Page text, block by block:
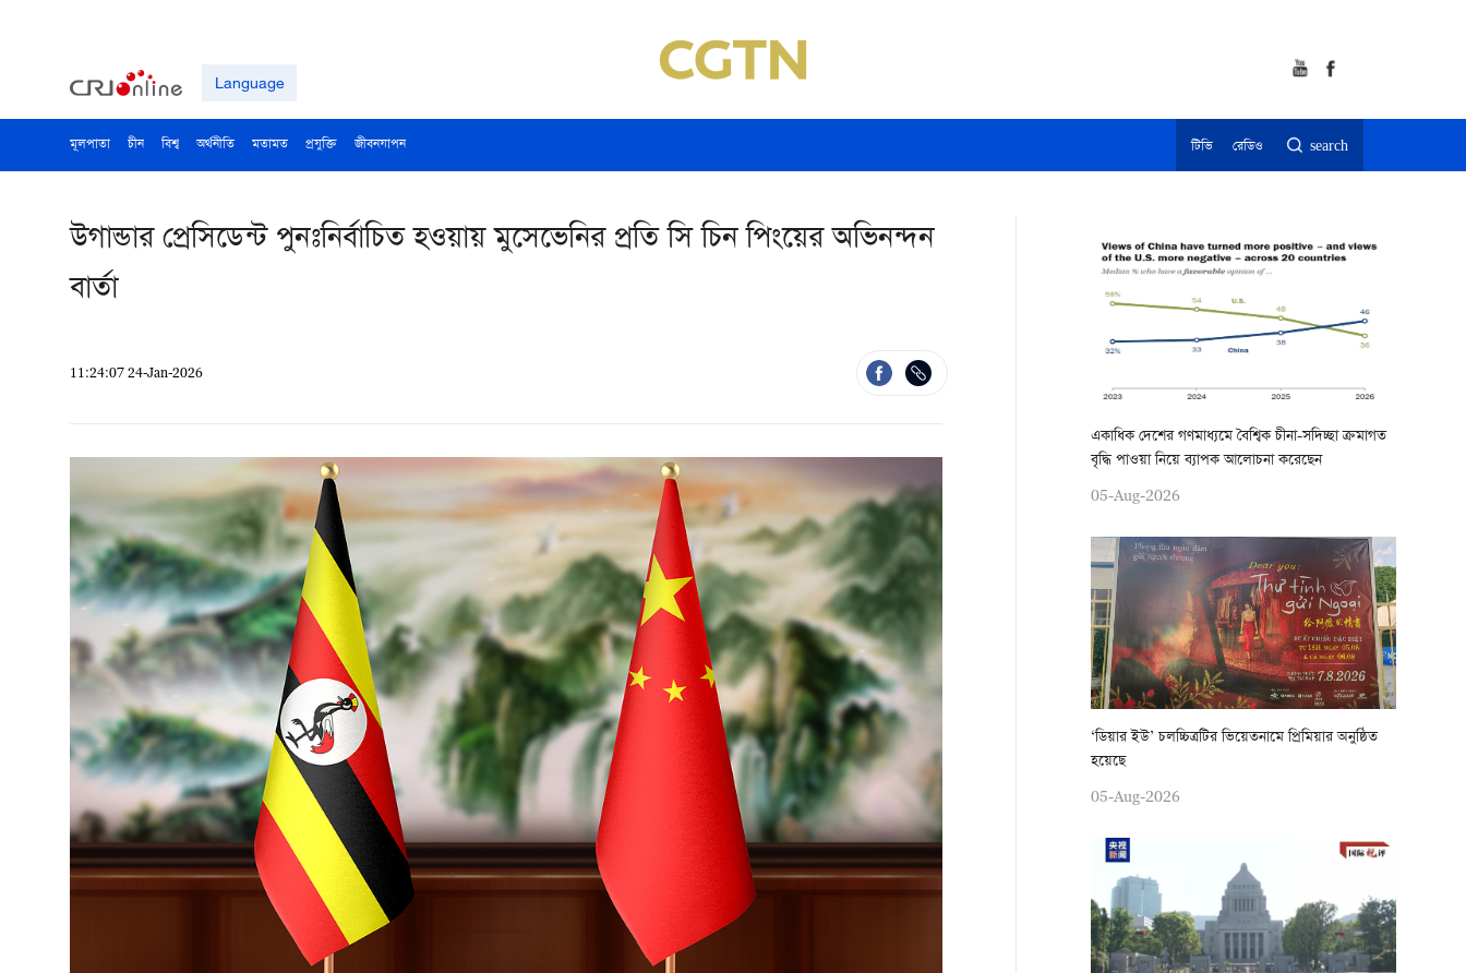
Language
মূলপাতা চীন বিশ্ব অর্থনীতি মতামত প্রযুক্তি জীবনযাপন টিভি রেডিও search
উগান্ডার প্রেসিডেন্ট পুনঃনির্বাচিত হওয়ায় মুসেভেনির প্রতি সি চিন পিংয়ের অভিনন্দন
বার্তা
11:24:07 24-Jan-2026
একাধিক দেশের গণমাধ্যমে বৈশ্বিক চীনা-সদিচ্ছা ক্রমাগত
বৃদ্ধি পাওয়া নিয়ে ব্যাপক আলোচনা করেছেন
05-Aug-2026
‘ডিয়ার ইউ’ চলচ্চিত্রটির ভিয়েতনামে প্রিমিয়ার অনুষ্ঠিত
হয়েছে
05-Aug-2026